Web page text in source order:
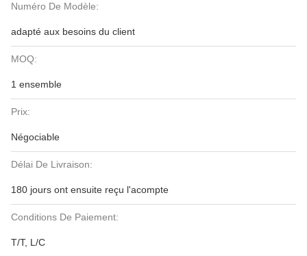
Numéro De Modèle:
adapté aux besoins du client
MOQ:
1 ensemble
Prix:
Négociable
Délai De Livraison:
180 jours ont ensuite reçu l'acompte
Conditions De Paiement:
T/T, L/C